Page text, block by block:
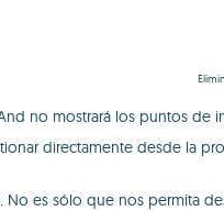
no mostrará los puntos
directamente desde la
es sólo que nos permita